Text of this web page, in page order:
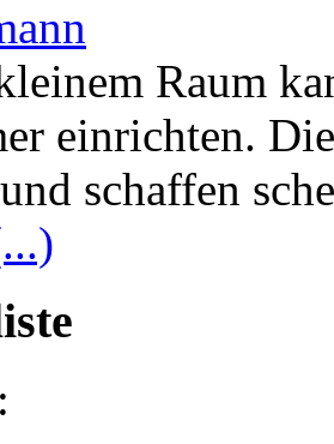
Raum
einrichten.
schaffen